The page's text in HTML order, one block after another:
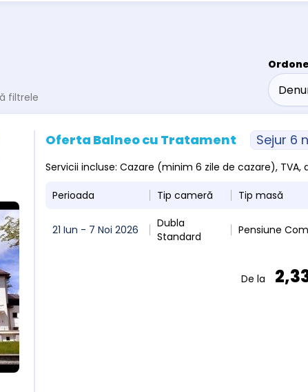
filtrele
Oferta Balneo cu Tratament Sejur 6
Servicii incluse: Cazare (minim 6 zile de cazare), TVA,
Perioada Tip cameră Tip masă
21 Iun - 7 Noi 2026
Dubla
Standard
Pensiune
De la